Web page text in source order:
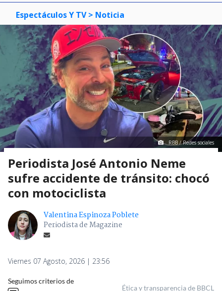
Espectáculos Y TV > Noticia
RBB / Redes sociales
Periodista José Antonio Neme
sufre accidente de tránsito: chocó
con motociclista
Valentina Espinoza Poblete
Periodista de Magazine
Viernes 07 Agosto, 2026 | 23:56
Seguimos criterios de
Ética y transparencia de BBCL